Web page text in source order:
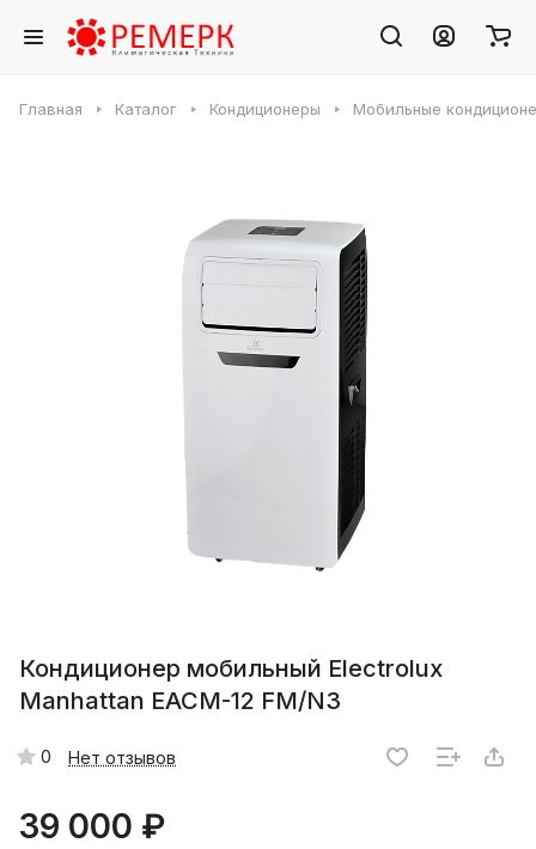
Главная Каталог Кондиционеры Мобильные
Кондиционер мобильный Electrolux
Manhattan EACM-12 FM/N3
0 Нет отзывов
39 000 ₽